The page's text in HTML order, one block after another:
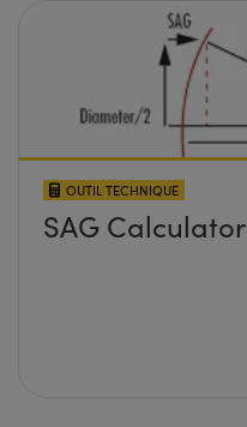
OUTIL TECHNIQUE
SAG Calculator